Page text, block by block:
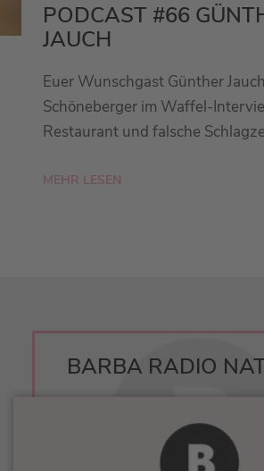
PODCAST #66
JAUCH
Euer Wunschgast Günther
Schöneberger im Waffel-
Restaurant und falsche
MEHR LESEN
BARBA RADIO